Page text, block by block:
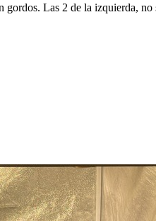
Las 2 de la izquierda,